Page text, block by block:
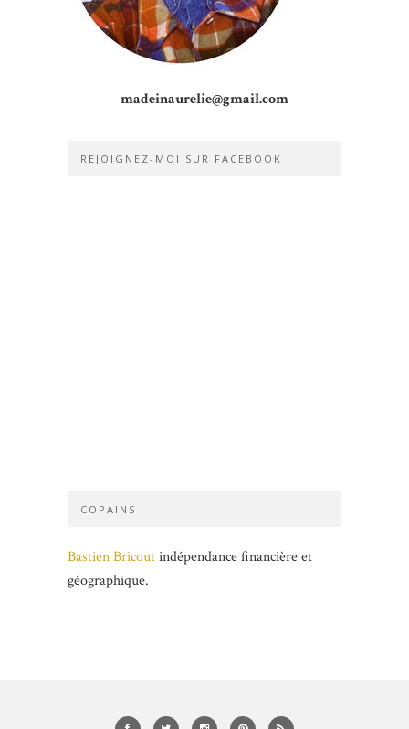
madeinaurelie@gmail.com
REJOIGNEZ-MOI SUR FACEBOOK
COPAINS :
Bastien Bricoutindépendance financière et
géographique.